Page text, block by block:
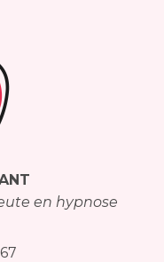
en hypnose